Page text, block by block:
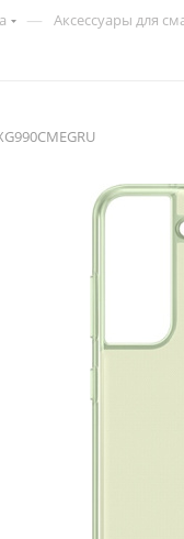
— Аксессуары для